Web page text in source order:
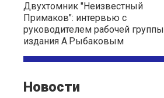
Двухтомник "Неизвестный
Примаков": интервью с
руководителем рабочей группы
издания А.Рыбаковым
Новости